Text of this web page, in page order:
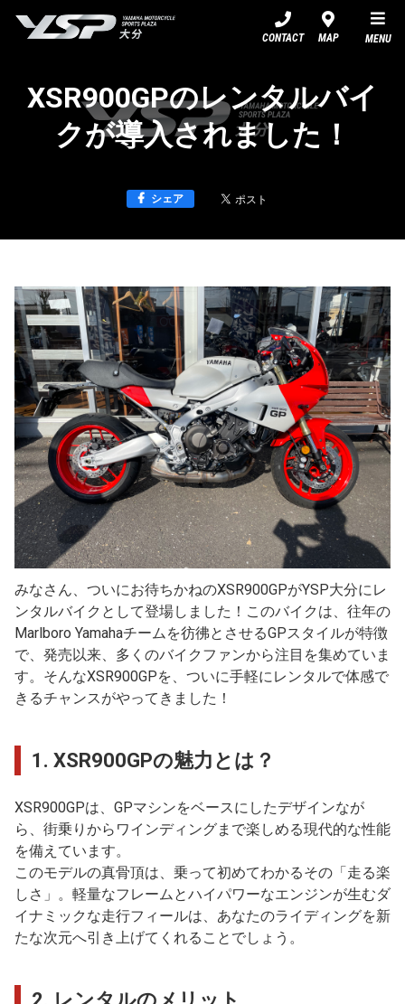
CONTACT MAP MENU
XSR900GPのレンタルバイ
クが導入されました！
シェア
みなさん、ついにお待ちかねのXSR900GPがYSP大分にレ
ンタルバイクとして登場しました！このバイクは、往年の
Marlboro Yamahaチームを彷彿とさせるGPスタイルが特徴
で、発売以来、多くのバイクファンから注目を集めていま
す。そんなXSR900GPを、ついに手軽にレンタルで体感で
きるチャンスがやってきました！
1. XSR900GPの魅力とは？
XSR900GPは、GPマシンをベースにしたデザインなが
ら、街乗りからワインディングまで楽しめる現代的な性能
を備えています。
このモデルの真骨頂は、乗って初めてわかるその「走る楽
しさ」。軽量なフレームとハイパワーなエンジンが生むダ
イナミックな走行フィールは、あなたのライディングを新
たな次元へ引き上げてくれることでしょう。